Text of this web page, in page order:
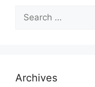
for:
Archives